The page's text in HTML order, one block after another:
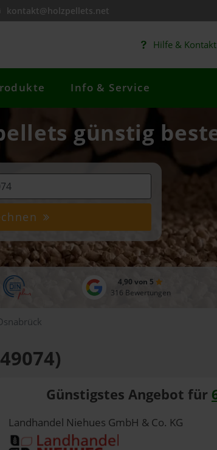
kontakt@holzpellets.net
Hilfe & Kontakt
Info & Service
günstig
4,90 von 5
316 Bewertungen
Günstigstes Angebot für
Landhandel Niehues GmbH & Co. KG